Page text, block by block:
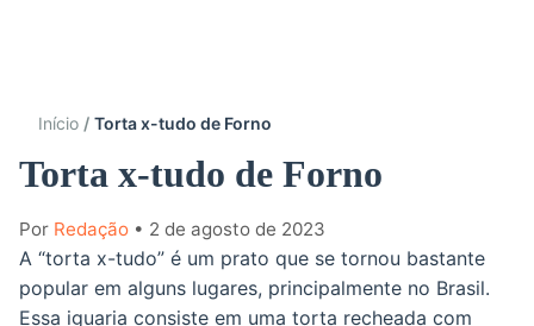
Início Torta x-tudo de Forno
Torta x-tudo de Forno
Por Redação • 2 de agosto de 2023
A “torta x-tudo” é um prato que se tornou bastante
popular em alguns lugares, principalmente no Brasil.
Essa iguaria consiste em uma torta recheada com